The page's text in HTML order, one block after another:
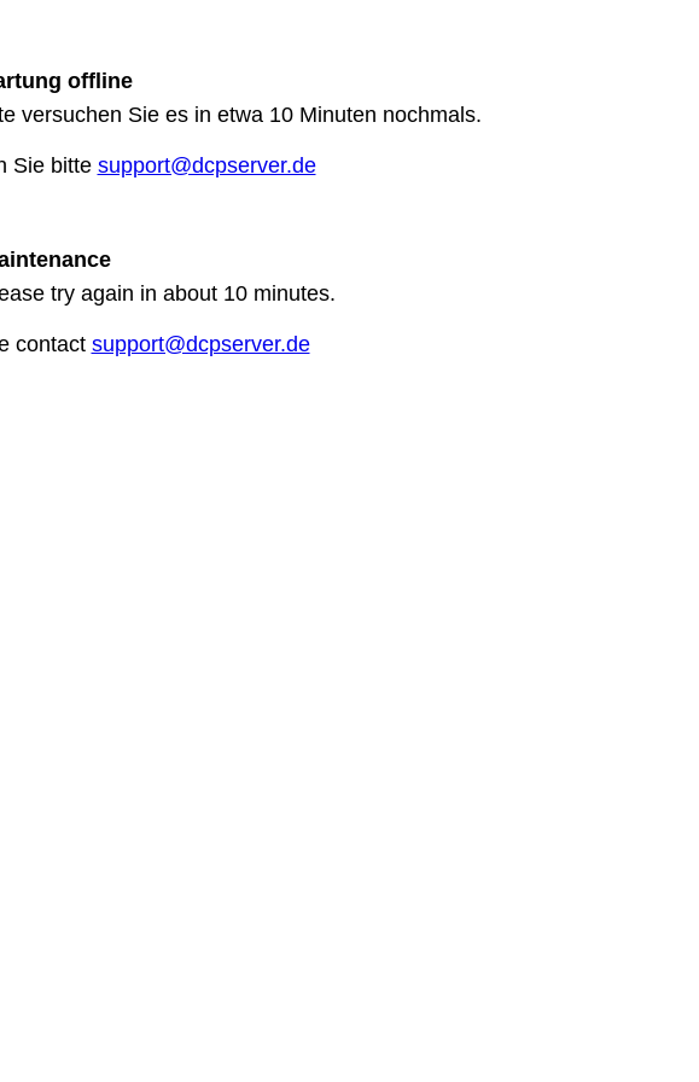
offline
versuchen Sie es in etwa 10 Minuten nochmals.
Sie bitte support@dcpserver.de
try again in about 10 minutes.
contact support@dcpserver.de